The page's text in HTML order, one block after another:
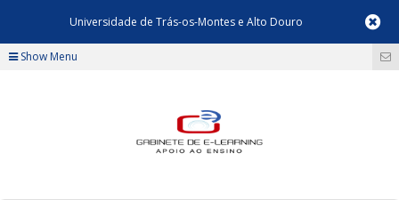
Universidade de Trás-os-Montes e Alto Douro
Show Menu